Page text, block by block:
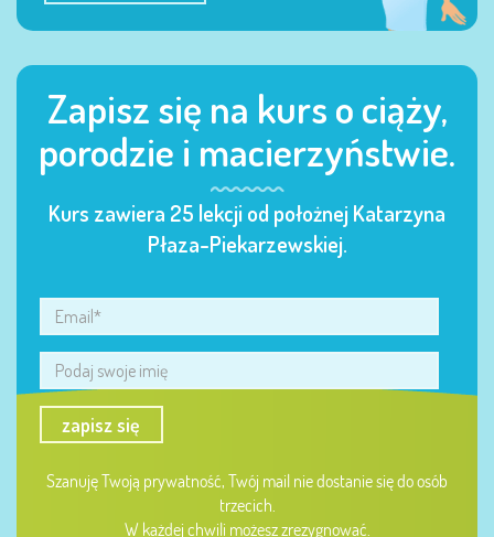
Zapisz się na kurs o ciąży,
porodzie i macierzyństwie.
Kurs zawiera 25 lekcji od położnej Katarzyna
Płaza-Piekarzewskiej.
zapisz się
Szanuję Twoją prywatność, Twój mail nie dostanie się do osób
trzecich.
W każdej chwili możesz zrezygnować.